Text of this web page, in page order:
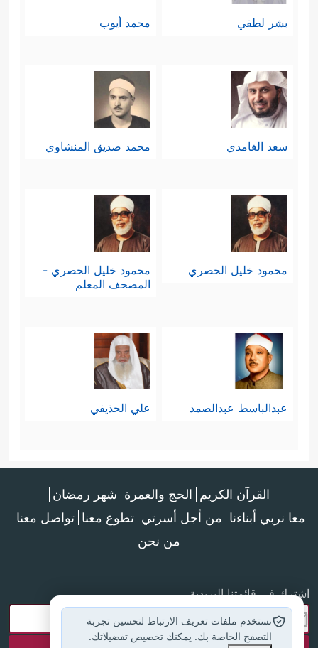
بشر لطفي محمد أيوب
سعد الغامدي محمد صديق المنشاوي
محمود خليل الحصري
محمود خليل الحصري -
المصحف المعلم
عبدالباسط عبدالصمد علي الحذيفي
القرآن الكريم الحج والعمرة شهر رمضان
معا نربي أبناءنا من أجل أسرتي تطوع معنا تواصل معنا
من نحن
اشترك في قائمتنا البريدية
نستخدم ملفات تعريف الارتباط لتحسين تجربة
التصفح الخاصة بك. يمكنك تخصيص تفضيلاتك.